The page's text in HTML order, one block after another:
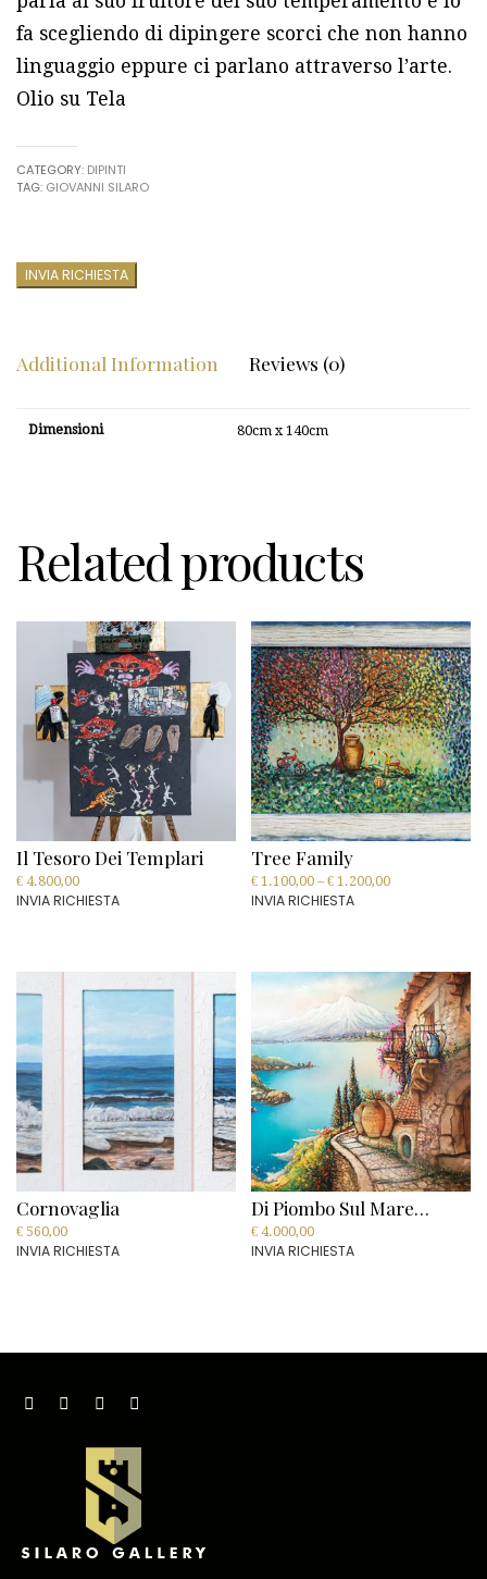
fa scegliendo di dipingere scorci che non hanno
linguaggio eppure ci parlano attraverso l’arte.
Olio su Tela
CATEGORY: DIPINTI
TAG: GIOVANNI SILARO
INVIA RICHIESTA
Additional Information Reviews (0)
Dimensioni 80cm x 140cm
Related products
Il Tesoro Dei Templari
€ 4.800,00
INVIA RICHIESTA
Tree Family
€ 1.100,00 –€ 1.200,00
INVIA RICHIESTAThis
variants.
The
options
may
be
chosen
on
the
product
page
Cornovaglia
€ 560,00
INVIA RICHIESTA
Di Piombo Sul Mare…
€ 4.000,00
INVIA RICHIESTA